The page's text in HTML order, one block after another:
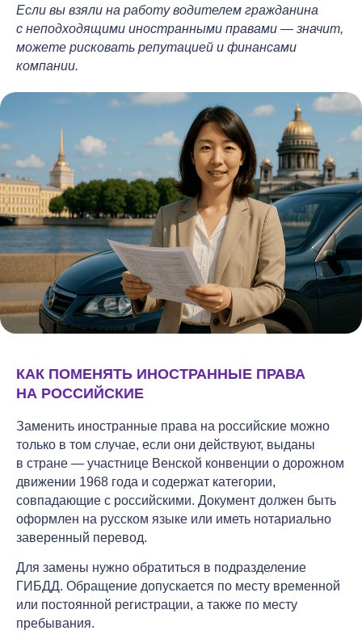
Если вы взяли на работу водителем гражданина
с неподходящими иностранными правами — значит,
можете рисковать репутацией и финансами
компании.
КАК ПОМЕНЯТЬ ИНОСТРАННЫЕ ПРАВА
НА РОССИЙСКИЕ
Заменить иностранные права на российские можно
только в том случае, если они действуют, выданы
в стране — участнице Венской конвенции о дорожном
движении 1968 года и содержат категории,
совпадающие с российскими. Документ должен быть
оформлен на русском языке или иметь нотариально
заверенный перевод.
Для замены нужно обратиться в подразделение
ГИБДД. Обращение допускается по месту временной
или постоянной регистрации, а также по месту
пребывания.